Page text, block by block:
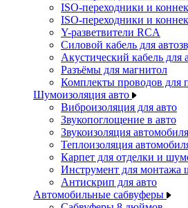
ISO-переходники и
ISO-переходники и
Y-разветвители RCA
Силовой кабель для
Акустический кабель для
Разъёмы для магнитол
Комплекты проводов для
Шумоизоляция авто
Виброизоляция для авто
Звукопоглощение в авто
Звукоизоляция автомобиля
Теплоизоляция
Карпет для отделки и
Инструмент для монтажа
Антискрип для авто
Автомобильные сабвуферы